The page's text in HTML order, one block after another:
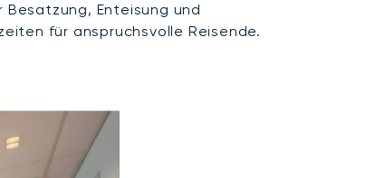
Enteisung und
für anspruchsvolle Reisende.